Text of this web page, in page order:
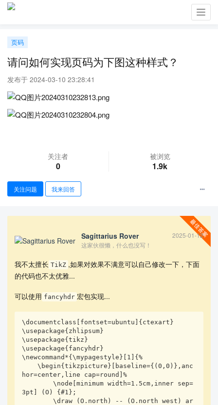
页码
请问如何实现页码为下图这种样式？
发布于 2024-03-10 23:28:41
关注者
0
被浏览
1.9k
关注问题 我来回答
Sagittarius Rover
2025-01-12
这家伙很懒，什么也没写！
我不太擅长 TikZ ,如果对效果不满意可以自己修改一下，下面
的代码也不太优雅...
可以使用 fancyhdr 宏包实现...
\documentclass[fontset=ubuntu]{ctexart}
\usepackage{zhlipsum}
\usepackage{tikz}
\usepackage{fancyhdr}
\newcommand*{\mypagestyle}[1]{%
    \begin{tikzpicture}[baseline={(0,0)},anc
hor=center,line cap=round]%
        \node[minimum width=1.5cm,inner sep=
3pt] (O) {#1};
        \draw (O.north) -- (O.north west) ar